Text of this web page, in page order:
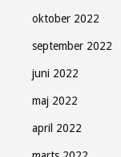
oktober 2022
september 2022
juni 2022
maj 2022
april 2022